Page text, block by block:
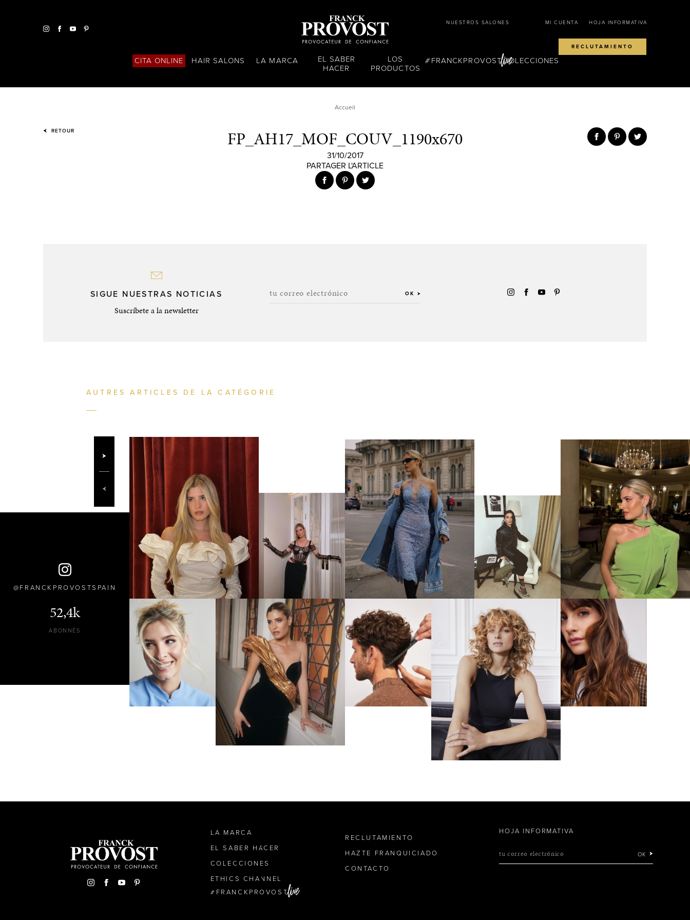
NUESTROS SALONES MI CUENTA HOJA INFORMATIVA
RECLUTAMIENTO
CITA ONLINE HAIR SALONS LA MARCA
EL SABER
HACER
LOS
PRODUCTOS
FRANCKPROVOSTCOLECCIONES
Accueil
RETOUR FP_AH17_MOF_COUV_1190x670
31/10/2017
PARTAGER L'ARTICLE
SIGUE NUESTRAS NOTICIAS
Suscríbete a la newsletter
tu correo electrónico OK
AUTRES ARTICLES DE LA CATÉGORIE
FRANCKPROVOSTSPAIN
52,4k
ABONNÉS
LA MARCA
EL SABER HACER
COLECCIONES
ETHICS CHANNEL
FRANCKPROVOST
RECLUTAMIENTO
HAZTE FRANQUICIADO
CONTACTO
HOJA INFORMATIVA
tu correo electrónico OK